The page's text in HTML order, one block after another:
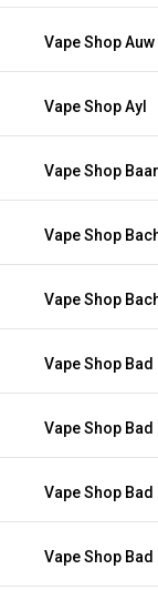
Vape Shop Auw
Vape Shop Ayl
Vape Shop Baar
Vape Shop
Vape Shop
Vape Shop
Vape Shop
Vape Shop
Vape Shop